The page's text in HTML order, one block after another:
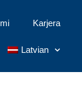
Karjera
Latvian